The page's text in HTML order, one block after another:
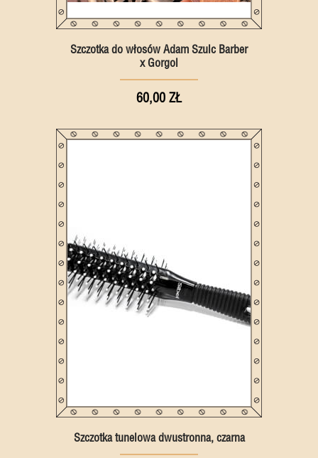
Szczotka do włosów Adam Szulc Barber
x Gorgol
60,00 ZŁ
Szczotka tunelowa dwustronna, czarna